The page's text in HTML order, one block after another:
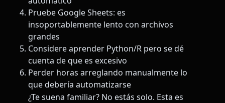
Pruebe Google Sheets: es
insoportablemente lento con archivos
grandes
Considere aprender Python/R pero se dé
cuenta de que es excesivo
Perder horas arreglando manualmente lo
que debería automatizarse
¿Te suena familiar? No estás solo. Esta es